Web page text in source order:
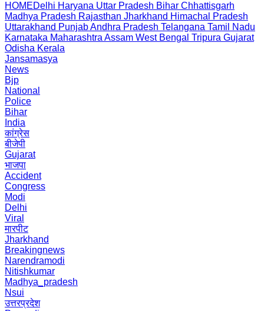
HOMEDelhi Haryana Uttar Pradesh Bihar Chhattisgarh
Madhya Pradesh Rajasthan Jharkhand Himachal Pradesh
Uttarakhand PunjabAndhra Pradesh Telangana Tamil Nadu
Karnataka Maharashtra Assam West Bengal Tripura Gujarat
Odisha Kerala
Jansamasya
News
Bjp
National
Police
Bihar
India
कांग्रेस
बीजेपी
Gujarat
भाजपा
Accident
Congress
Modi
Delhi
Viral
मारपीट
Jharkhand
Breakingnews
Narendramodi
Nitishkumar
Madhya_pradesh
Nsui
उत्तरप्रदेश